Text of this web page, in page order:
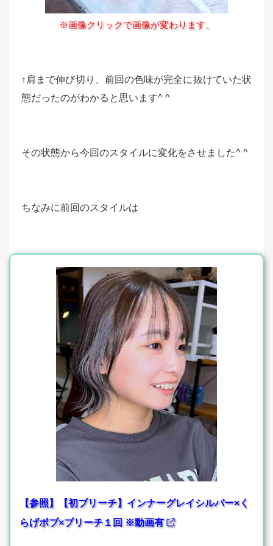
※画像クリックで画像が変わります。
↑肩まで伸び切り、前回の色味が完全に抜けていた状
態だったのがわかると思います^ ^
その状態から今回のスタイルに変化をさせました^ ^
ちなみに前回のスタイルは
【参照】【初ブリーチ】インナーグレイシルバー×く
らげボブ×ブリーチ１回 ※動画有